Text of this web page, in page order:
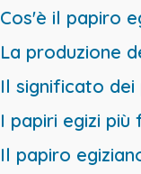
Cos'è il papiro
La produzione
Il significato dei
I papiri egizi più
Il papiro